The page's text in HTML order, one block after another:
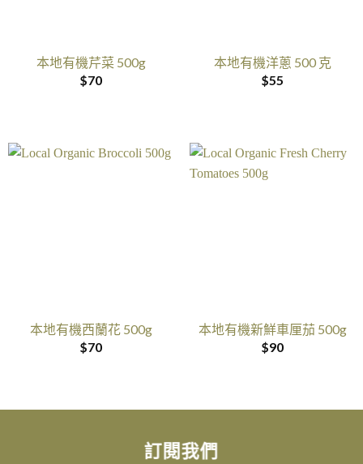
本地有機芹菜 500g
$70
本地有機洋蔥 500 克
$55
本地有機西蘭花 500g
$70
本地有機新鮮車厘茄 500g
$90
訂閱我們